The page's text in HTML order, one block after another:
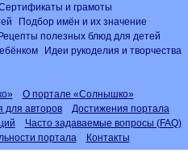
и грамоты
Подбор имён и их значение
полезных блюд для детей
Идеи рукоделия и творчества
О портале «Солнышко»
авторов
Достижения портала
Часто задаваемые вопросы (FAQ)
портала
Контакты